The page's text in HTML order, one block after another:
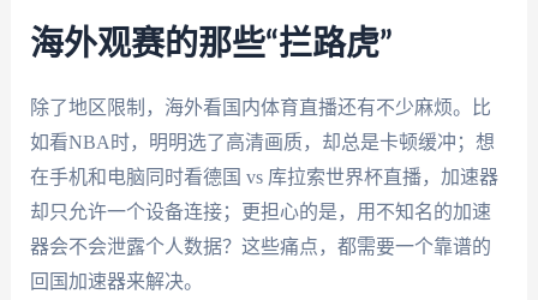
海外观赛的那些“拦路虎”
除了地区限制，海外看国内体育直播还有不少麻烦。比
如看NBA时，明明选了高清画质，却总是卡顿缓冲；想
在手机和电脑同时看德国 vs 库拉索世界杯直播，加速器
却只允许一个设备连接；更担心的是，用不知名的加速
器会不会泄露个人数据？这些痛点，都需要一个靠谱的
回国加速器来解决。